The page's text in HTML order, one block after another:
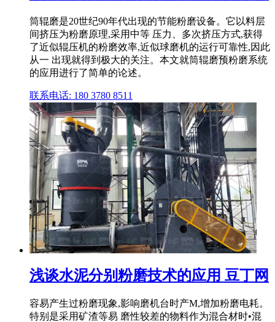
筒辊磨是20世纪90年代出现的节能粉磨设备。它以料层
间挤压为粉磨原理,采用中等 压力、多次挤压方式,获得
了近似辊压机的粉磨效率,近似球磨机的运行可靠性,因此
从一 出现就得到极大的关注。本文就筒辊磨预粉磨系统
的应用进行了简单的论述。
联系电话: 180 3780 8511
浅谈水泥分别粉磨技术的应用 豆丁网
容易产生过粉磨现象,影响磨机台时产M,增加粉磨电耗。
特别是采用矿渣等易 磨性较差的物料作为混合材时•混